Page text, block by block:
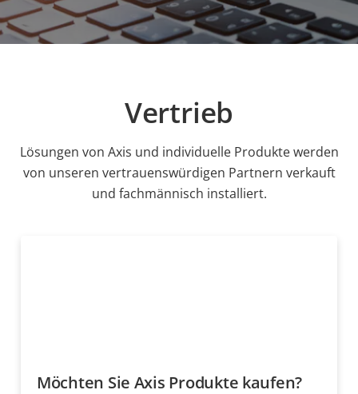
Vertrieb
Lösungen von Axis und individuelle Produkte werden
von unseren vertrauenswürdigen Partnern verkauft
und fachmännisch installiert.
Möchten Sie Axis Produkte kaufen?